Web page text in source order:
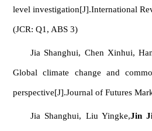
level investigation[J].International
(JCR: Q1, ABS 3)
Jia Shanghui, Chen Xinhui,
Global climate change and
perspective[J].Journal of Futures
Jia Shanghui, Liu Yingke,Jin